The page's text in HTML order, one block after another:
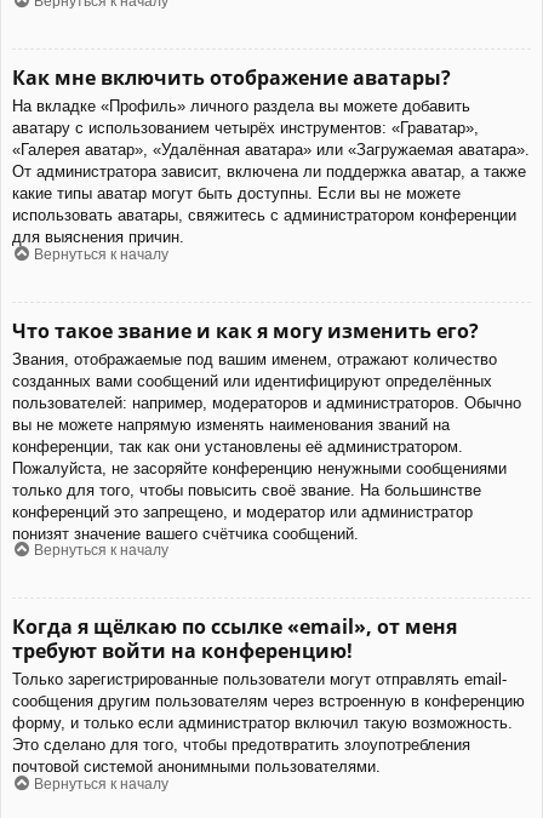
Как мне включить отображение аватары?
На вкладке «Профиль» личного раздела вы можете добавить
аватару с использованием четырёх инструментов: «Граватар»,
«Галерея аватар», «Удалённая аватара» или «Загружаемая аватара».
От администратора зависит, включена ли поддержка аватар, а также
какие типы аватар могут быть доступны. Если вы не можете
использовать аватары, свяжитесь с администратором конференции
для выяснения причин.
Вернуться к началу
Что такое звание и как я могу изменить его?
Звания, отображаемые под вашим именем, отражают количество
созданных вами сообщений или идентифицируют определённых
пользователей: например, модераторов и администраторов. Обычно
вы не можете напрямую изменять наименования званий на
конференции, так как они установлены её администратором.
Пожалуйста, не засоряйте конференцию ненужными сообщениями
только для того, чтобы повысить своё звание. На большинстве
конференций это запрещено, и модератор или администратор
понизят значение вашего счётчика сообщений.
Вернуться к началу
Когда я щёлкаю по ссылке «email», от меня
требуют войти на конференцию!
Только зарегистрированные пользователи могут отправлять email-
сообщения другим пользователям через встроенную в конференцию
форму, и только если администратор включил такую возможность.
Это сделано для того, чтобы предотвратить злоупотребления
почтовой системой анонимными пользователями.
Вернуться к началу